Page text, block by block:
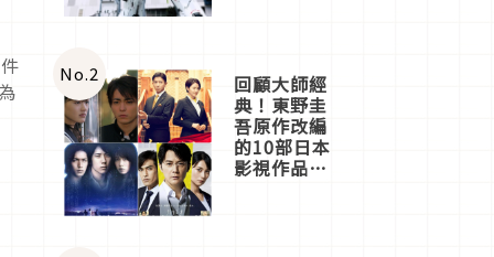
體驗
No.2 回顧大師經
典！東野圭
吾原作改編
的10部日本
影視作品推